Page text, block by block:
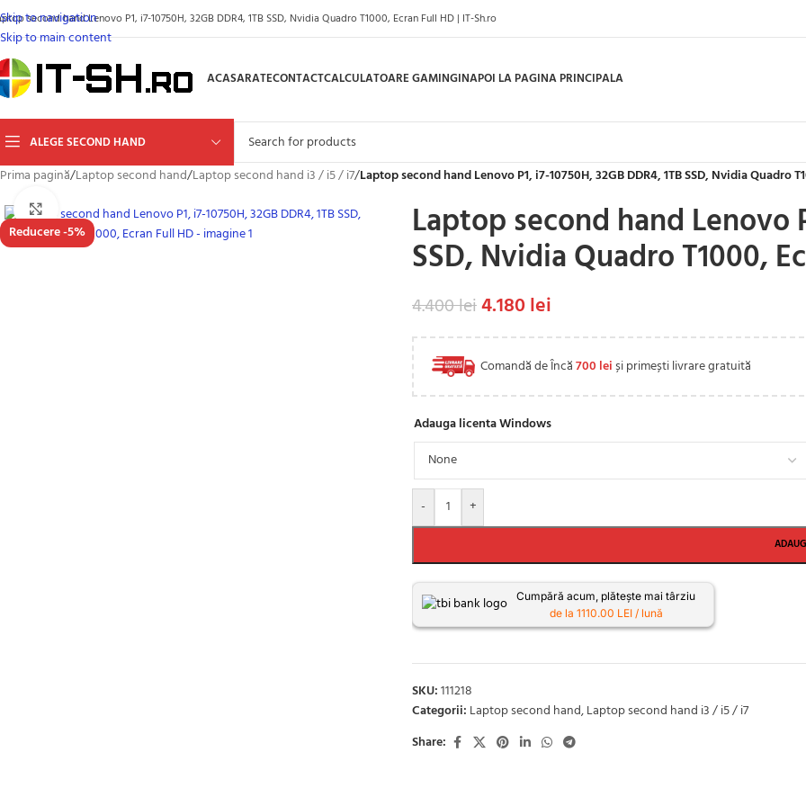
Skip to navigation
Skip to main content
second hand Lenovo P1, i7-10750H, 32GB DDR4, 1TB SSD, Nvidia Quadro T1000, Ecran Full HD | IT-Sh.ro
ACASARATECONTACTCALCULATOARE GAMINGINAPOI LA PAGINA PRINCIPALA
ALEGE SECOND HAND
Prima pagină/Laptop second hand/Laptop second hand i3 / i5 / i7/Laptop second hand Lenovo P1, i7-10750H, 32GB DDR4, 1TB SSD, Nvidia Quadro
Reducere -5%
Click to enlarge Laptop second hand Lenovo
SSD, Nvidia Quadro T1000,
4.400lei4.180lei
Comandă de Încă700 leiși primești livrare gratuită
Adauga licenta Windows
- +
Cumpără acum, plătește mai târziu
de la 1110.00 LEI / lună
SKU:111218
Categorii: Laptop second hand,Laptop second hand i3 / i5 / i7
Share: